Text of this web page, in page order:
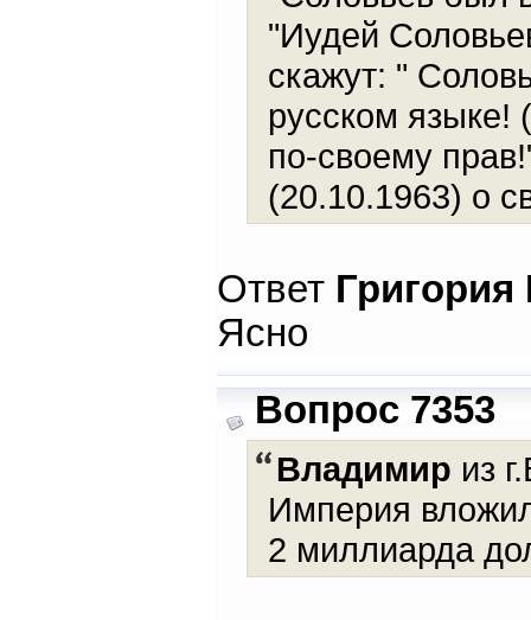
"Иудей
скажут: "
русском языке!
по-своему
(20.10.1963) о
Ответ
Ясно
Вопрос 7353
Владимир из
Империя
2 миллиарда